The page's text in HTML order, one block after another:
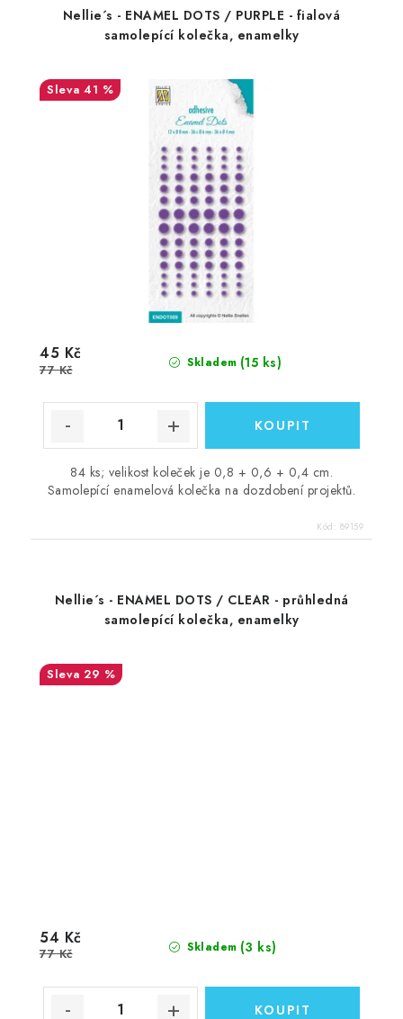
Nellie´s - ENAMEL DOTS / PURPLE - fialová
samolepící kolečka, enamelky
41 %
Skladem (15 ks)
45 Kč
77 Kč
84 ks; velikost koleček je 0,8 + 0,6 + 0,4 cm.
Samolepící enamelová kolečka na dozdobení projektů.
Kód: 89159
Nellie´s - ENAMEL DOTS / CLEAR - průhledná
samolepící kolečka, enamelky
29 %
Skladem (3 ks)
54 Kč
77 Kč